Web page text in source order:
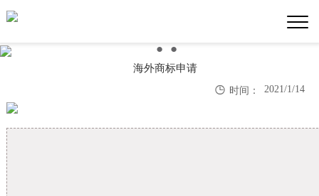
● ●
海外商标申请
 时间： 2021/1/14